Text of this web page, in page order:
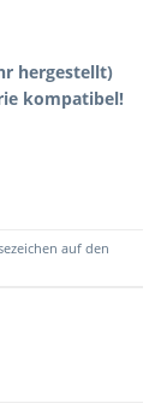
hergestellt)
kompatibel!
auf den